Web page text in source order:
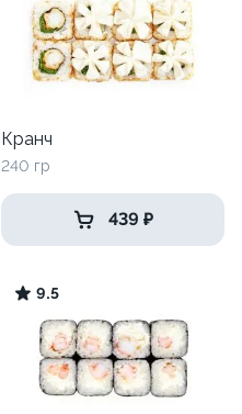
Кранч
240 гр
439 ₽
9.5